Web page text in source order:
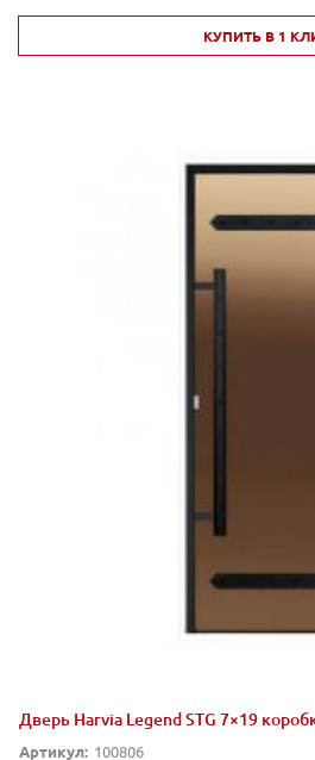
КУПИТЬ В 1
Дверь Harvia Legend STG 7×19
Артикул: 100806